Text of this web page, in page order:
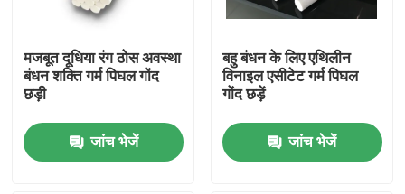
होम
मजबूत दूधिया रंग ठोस अवस्था
बंधन शक्ति गर्म पिघल गोंद
छड़ी
जांच भेजें
बहु बंधन के लिए एथिलीन
विनाइल एसीटेट गर्म पिघल
गोंद छड़ें
जांच भेजें